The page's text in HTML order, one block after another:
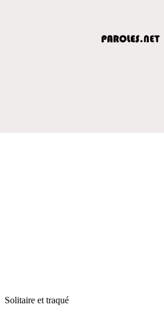
Solitaire et traqué